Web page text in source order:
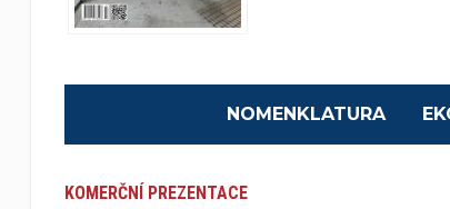
NOMENKLATURA
KOMERČNÍ PREZENTACE